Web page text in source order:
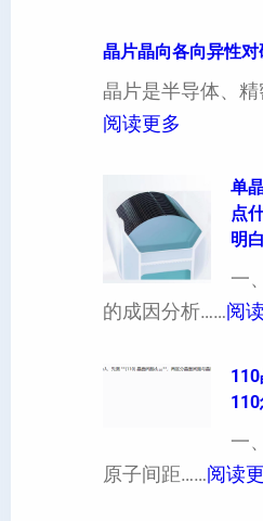
寸
超
定
制
（
也
以
定
晶片晶向各向异性
晶片是半导体、
阅读更多
晶
向
各
向
度
单
点
明白
一
的成因分析……阅
一
原子间距……阅读